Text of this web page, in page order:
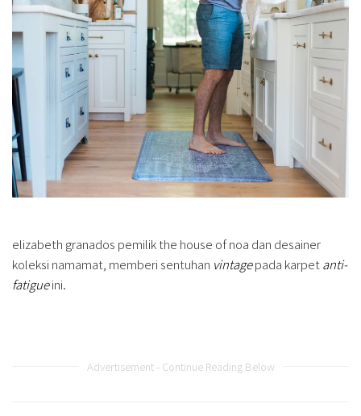
elizabeth granados pemilik the house of noa dan desainer
koleksi namamat, memberi sentuhan vintagepada karpetanti-
fatigueini.
Advertisement - Continue Reading Below